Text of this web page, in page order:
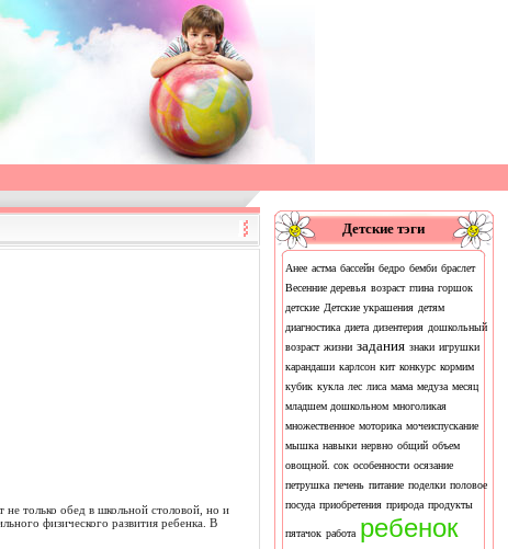
только обед в школьной столовой, но и
физического развития ребенка. В
Детские тэги
Анее астма бассейн бедро бемби браслет
Весенние деревья возраст глина горшок
детские Детские украшения детям
диагностика диета дизентерия дошкольный
возраст жизни задания знаки игрушки
карандаши карлсон кит конкурс кормим
кубик кукла лес лиса мама медуза месяц
младшем дошкольном многоликая
множественное моторика мочеиспускание
мышка навыки нервно общий объем
овощной. сок особенности осязание
петрушка печень питание поделки половое
посуда приобретения природа продукты
пятачок работа ребенок